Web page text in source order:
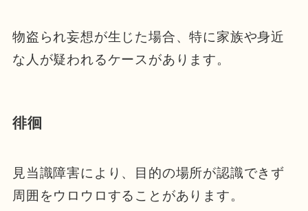
物盗られ妄想が生じた場合、特に家族や身近
な人が疑われるケースがあります。
徘徊
見当識障害により、目的の場所が認識できず
周囲をウロウロすることがあります。